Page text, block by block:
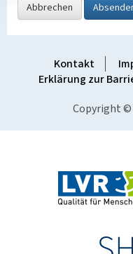
Abbrechen
Kontakt
Erklärung zur
Copyright ©